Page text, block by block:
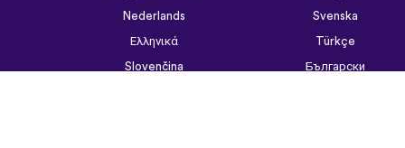
Slovenčina
Български
ไทย
Tiếng Việt